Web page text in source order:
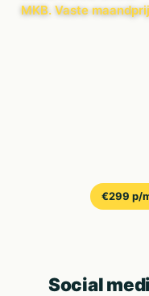
MKB. Vaste
€299 p/
Social